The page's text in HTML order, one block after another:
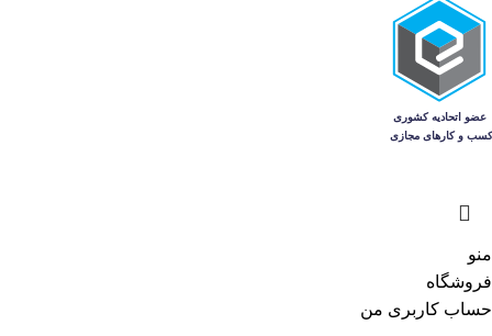
منو
فروشگاه
حساب کاربری من